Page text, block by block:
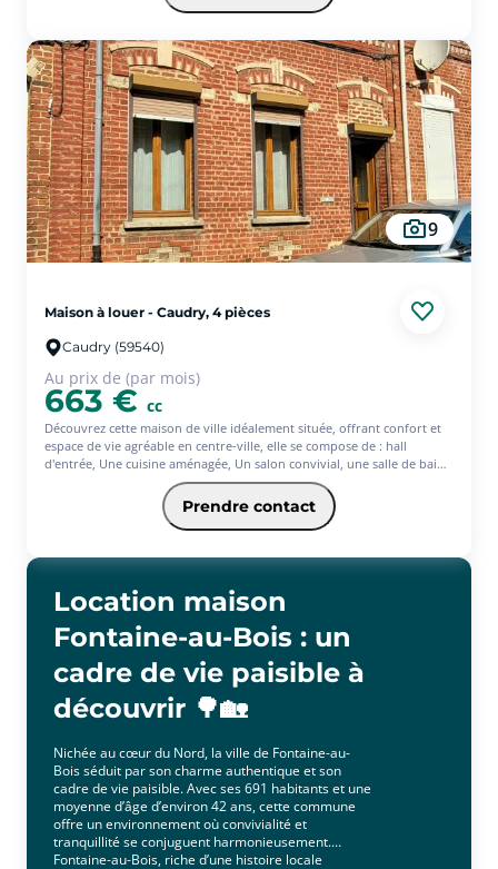
9
Maison à louer - Caudry, 4 pièces
Caudry (59540)
Au prix de (par mois)
663 € cc
Découvrez cette maison de ville idéalement située, offrant confort et
espace de vie agréable en centre-ville, elle se compose de : hall
d'entrée, Une cuisine aménagée, Un salon convivial, une salle de bain
avec baignoire. A l'étage :palier , 3 chambres .Une cour privée - cave -
Les informations sur les risques auxquels ce bien est exposé sont
disponibles sur le site Géorisques : www.georisques.gouv.fr
Prendre contact
Location maison
Fontaine-au-Bois : un
cadre de vie paisible à
découvrir 🌳🏡
Nichée au cœur du Nord, la ville de Fontaine-au-
Bois séduit par son charme authentique et son
cadre de vie paisible. Avec ses 691 habitants et une
moyenne d’âge d’environ 42 ans, cette commune
offre un environnement où convivialité et
tranquillité se conjuguent harmonieusement.
Fontaine-au-Bois, riche d’une histoire locale